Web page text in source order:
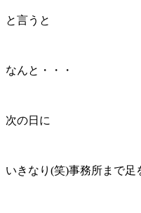
と言うと
なんと・・・
次の日に
いきなり(笑)事務所まで足